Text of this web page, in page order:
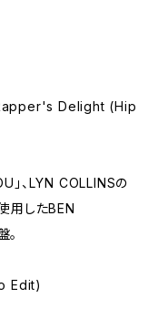
Delight (Hip
」、LYN COLLINSの
用したBEN
。
Edit)